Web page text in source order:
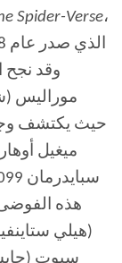
Spider-Verse،
وقد نجح
موراليس
حيث يكتشف
ميغيل
هذه
(هيلي
سبوت